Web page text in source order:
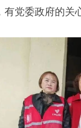
有党委政府的关